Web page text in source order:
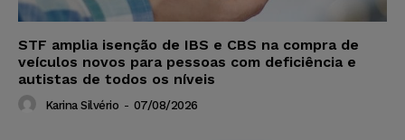
STF amplia isenção de IBS e CBS na compra de
veículos novos para pessoas com deficiência e
autistas de todos os níveis
Karina Silvério - 07/08/2026